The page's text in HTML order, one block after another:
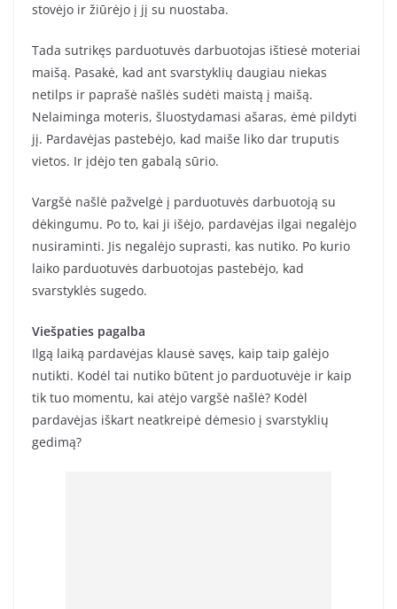
stovėjo ir žiūrėjo į jį su nuostaba.
Tada sutrikęs parduotuvės darbuotojas ištiesė moteriai
maišą. Pasakė, kad ant svarstyklių daugiau niekas
netilps ir paprašė našlės sudėti maistą į maišą.
Nelaiminga moteris, šluostydamasi ašaras, ėmė pildyti
jį. Pardavėjas pastebėjo, kad maiše liko dar truputis
vietos. Ir įdėjo ten gabalą sūrio.
Vargšė našlė pažvelgė į parduotuvės darbuotoją su
dėkingumu. Po to, kai ji išėjo, pardavėjas ilgai negalėjo
nusiraminti. Jis negalėjo suprasti, kas nutiko. Po kurio
laiko parduotuvės darbuotojas pastebėjo, kad
svarstyklės sugedo.
Viešpaties pagalba
Ilgą laiką pardavėjas klausė savęs, kaip taip galėjo
nutikti. Kodėl tai nutiko būtent jo parduotuvėje ir kaip
tik tuo momentu, kai atėjo vargšė našlė? Kodėl
pardavėjas iškart neatkreipė dėmesio į svarstyklių
gedimą?